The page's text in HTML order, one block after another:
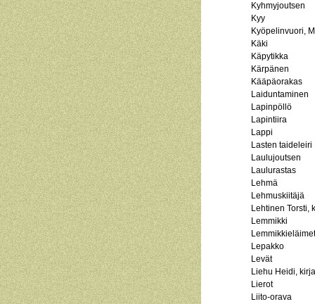
Kyhmyjoutsen
Kyy
Kyöpelinvuori,
Käki
Käpytikka
Kärpänen
Kääpäorakas
Laiduntaminen
Lapinpöllö
Lapintiira
Lappi
Lasten taideleiri
Laulujoutsen
Laulurastas
Lehmä
Lehmuskiitäjä
Lehtinen Torsti,
Lemmikki
Lemmikkieläimet
Lepakko
Levät
Liehu Heidi,
Lierot
Liito-orava